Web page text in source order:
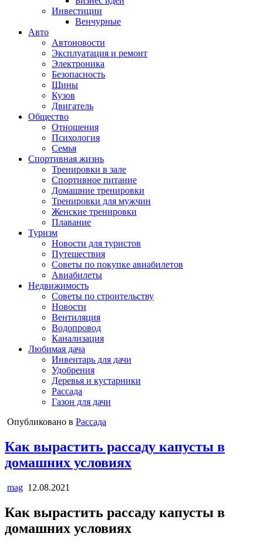
Инвестиции
Венчурные
Авто
Автоновости
Эксплуатация и ремонт
Электроника
Безопасность
Шины
Кузов
Двигатель
Общество
Отношения
Психология
Семья
Спортивная жизнь
Тренировки в зале
Спортивное питание
Домашние тренировки
Тренировки для мужчин
Женские тренировки
Плавание
Туризм
Новости для туристов
Путешествия
Советы по покупке авиабилетов
Авиабилеты
Недвижимость
Советы по строительству
Новости
Вентиляция
Водопровод
Канализация
Любимая дача
Инвентарь для дачи
Удобрения
Деревья и кустарники
Рассада
Газон для дачи
Опубликовано в Рассада
Как вырастить рассаду капусты в
домашних условиях
mag 12.08.2021
Как вырастить рассаду капусты в
домашних условиях